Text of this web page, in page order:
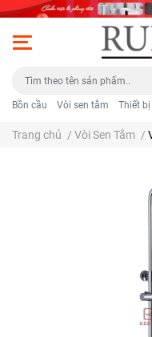
Bồn cầu Vòi sen tắm Thiết
Trang chủ / Vòi Sen Tắm /